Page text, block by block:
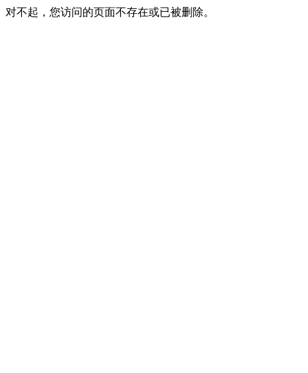
对不起，您访问的页面不存在或已被删除。